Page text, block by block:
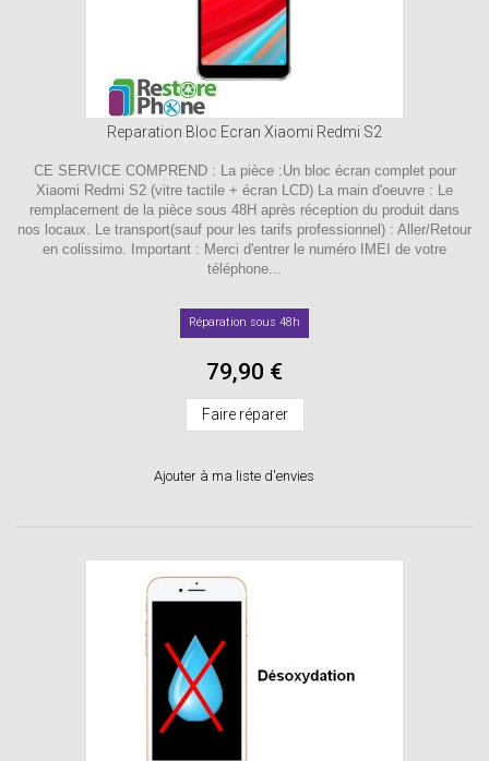
Reparation Bloc Ecran Xiaomi Redmi S2
CE SERVICE COMPREND : La pièce :Un bloc écran complet pour
Xiaomi Redmi S2 (vitre tactile + écran LCD) La main d'oeuvre : Le
remplacement de la pièce sous 48H après réception du produit dans
nos locaux. Le transport(sauf pour les tarifs professionnel) : Aller/Retour
en colissimo. Important : Merci d'entrer le numéro IMEI de votre
téléphone...
Réparation sous 48h
79,90 €
Faire réparer
Ajouter à ma liste d'envies